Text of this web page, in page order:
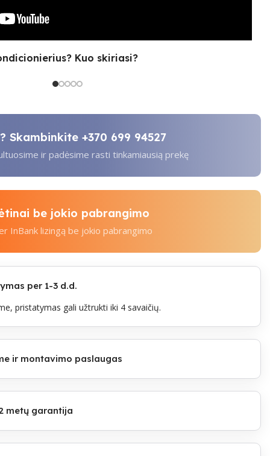
Kuo skiriasi?
Skambinkite +370 699 94527
ir padėsime rasti tinkamiausią prekę
be jokio pabrangimo
InBank lizingą be jokio pabrangimo
per 1-3 d.d.
pristatymas gali užtrukti iki 4 savaičių.
ir montavimo paslaugas
metų garantija